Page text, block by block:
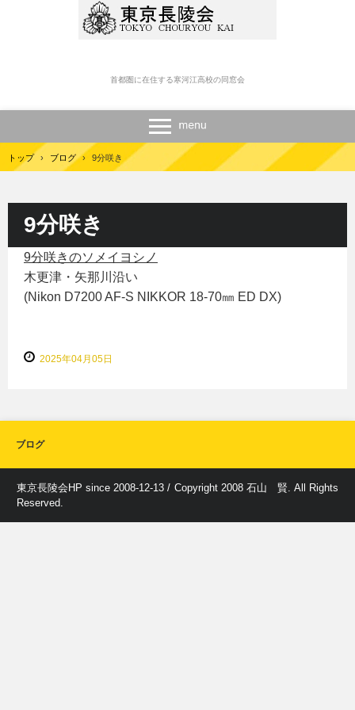
首都圏に在住する寒河江高校の同窓会
トップ › ブログ › 9分咲き
9分咲き
9分咲きのソメイヨシノ
木更津・矢那川沿い
(Nikon D7200 AF-S NIKKOR 18-70㎜ ED DX)
2025年04月05日
ブログ
東京長陵会HP since 2008-12-13 / Copyright 2008 石山 賢. All Rights
Reserved.